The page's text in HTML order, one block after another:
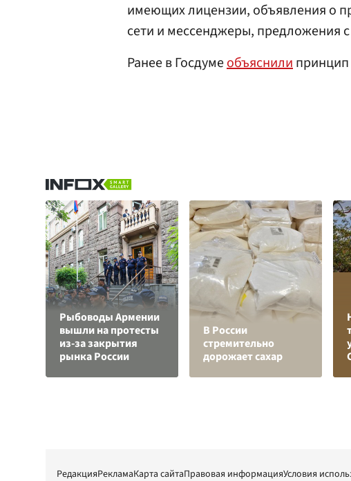
имеющих лицензии, объявления о
сети и мессенджеры, предложения
Ранее в Госдумеобъяснили
Рыбоводы Армении
вышли на протесты
из-за закрытия
рынка России
В России
стремительно
дорожает сахар
РедакцияРекламаКарта сайтаПравовая информацияУсловия